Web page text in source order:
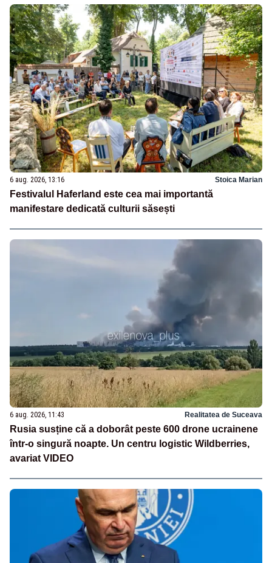
6 aug. 2026, 13:16 Stoica Marian
Festivalul Haferland este cea mai importantă
manifestare dedicată culturii săsești
6 aug. 2026, 11:43 Realitatea de Suceava
Rusia susține că a doborât peste 600 drone ucrainene
într-o singură noapte. Un centru logistic Wildberries,
avariat VIDEO